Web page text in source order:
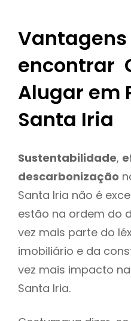
Vantagens
encontrar
Alugar em
Santa Iria
Sustentabilidade,
descarbonização
Santa Iria não é
estão na ordem do
vez mais parte do
imobiliário e da
vez mais impacto
Santa Iria.